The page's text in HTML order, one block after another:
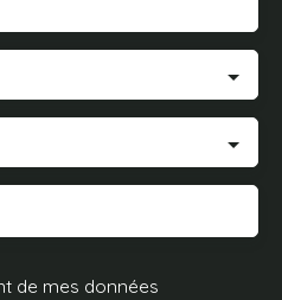
de mes données